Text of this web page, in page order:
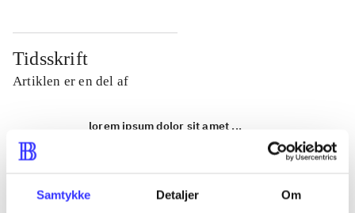
Samtykke Detaljer Om
Tidsskrift
Artiklen er en del af
lorem ipsum dolor sit amet ...